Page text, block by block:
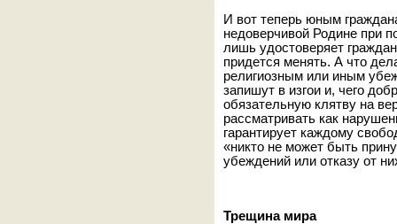
И вот теперь юным
недоверчивой Родине при
лишь удостоверяет
придется менять. А что
религиозным или иным
запишут в изгои и, чего
обязательную клятву на
рассматривать как
гарантирует каждому
«никто не может быть
убеждений или отказу от
Трещина мира